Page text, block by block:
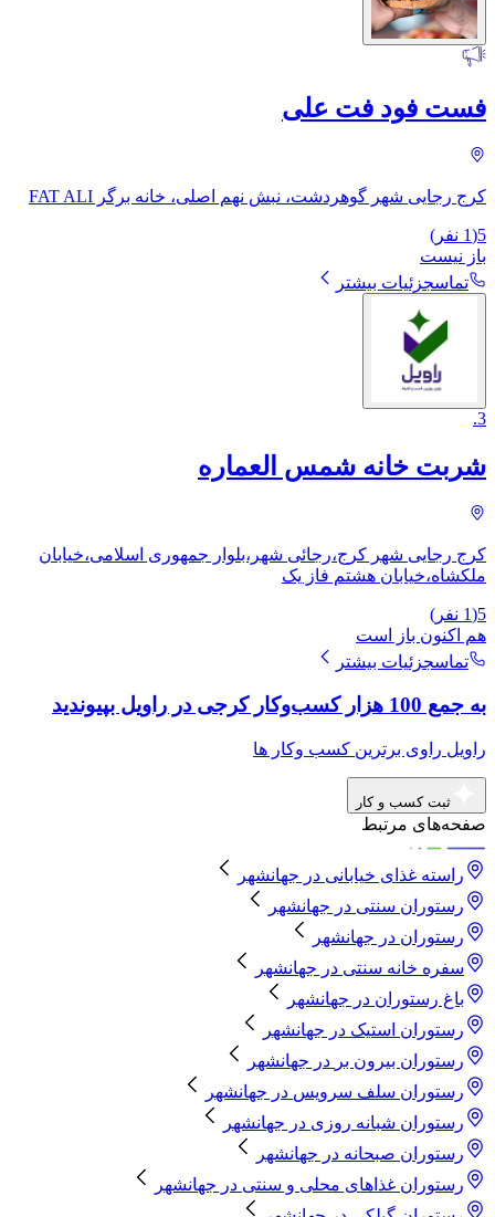
فست فود فت علی
کرج رجایی شهر گوهردشت، نبش نهم اصلی، خانه برگر FAT ALI
5
(
1 نفر)
باز نیست
تماسجزئیات بیشتر
3
.
شربت خانه شمس العماره
کرج رجایی شهر کرج،رجائی شهر،بلوار جمهوری اسلامی،خیابان
ملکشاه،خیابان هشتم فاز یک
5
(
1 نفر)
هم اکنون باز است
تماسجزئیات بیشتر
به جمع 100 هزار کسب‌وکار کرجی در راویل بپیوندید
راویل راوی برترین کسب وکار ها
ثبت کسب و کار
صفحه‌های مرتبط
راسته غذای خیابانی در جهانشهر
رستوران سنتی در جهانشهر
رستوران در جهانشهر
سفره خانه سنتی در جهانشهر
باغ رستوران در جهانشهر
رستوران استیک در جهانشهر
رستوران بیرون بر در جهانشهر
رستوران سلف سرویس در جهانشهر
رستوران شبانه روزی در جهانشهر
رستوران صبحانه در جهانشهر
رستوران غذاهای محلی و سنتی در جهانشهر